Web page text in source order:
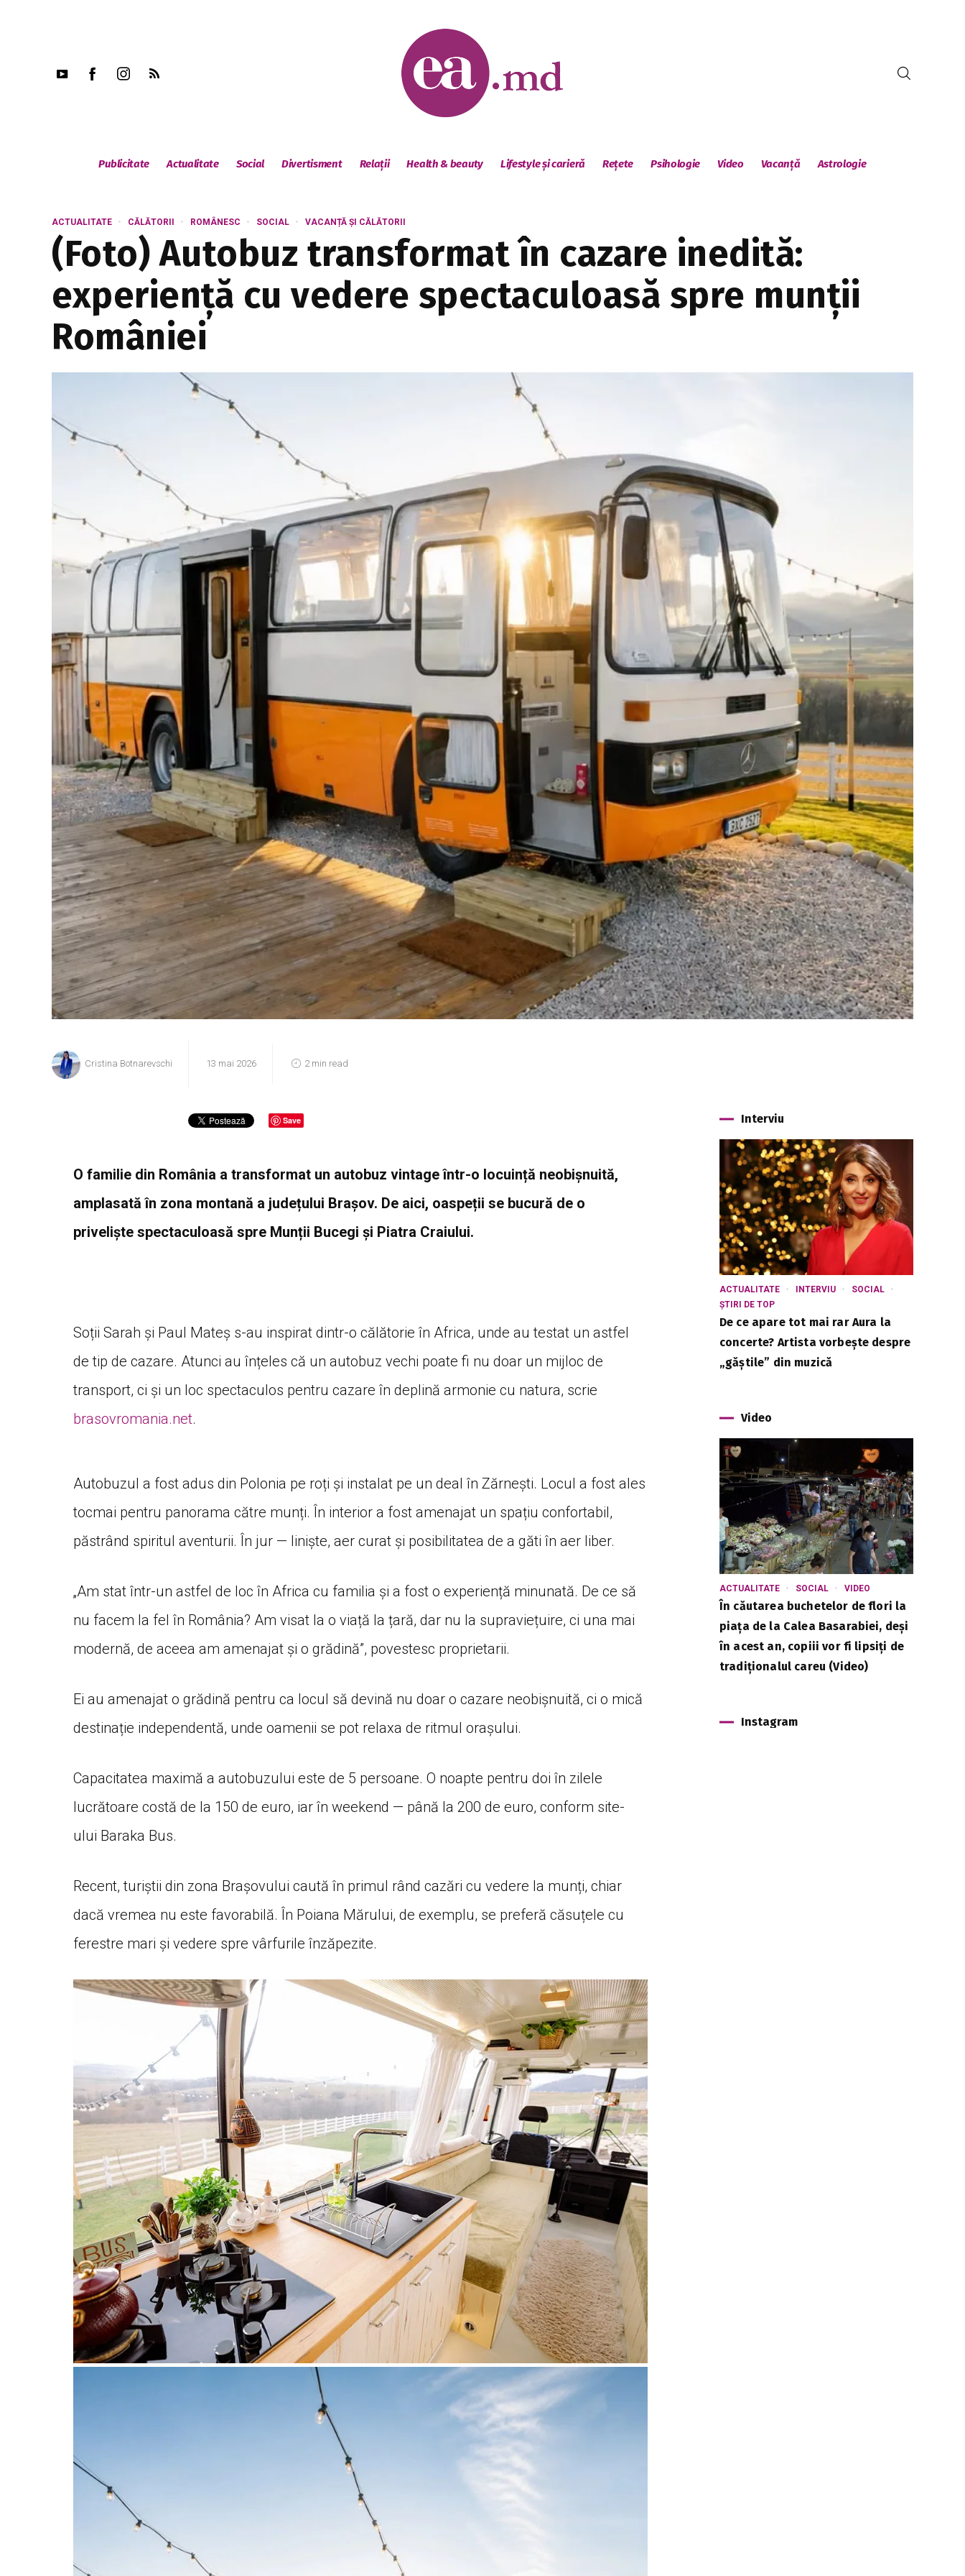
Publicitate Actualitate Social Divertisment Relații Health & beauty Lifestyle și carieră Rețete Psihologie Video Vacanță Astrologie
ACTUALITATE CĂLĂTORII ROMÂNESC SOCIAL VACANȚĂ ȘI CĂLĂTORII
(Foto) Autobuz transformat în cazare inedită:
experiență cu vedere spectaculoasă spre munții
României
Cristina Botnarevschi 13 mai 2026 2 min read
Save
O familie din România a transformat un autobuz vintage într-o locuință neobișnuită,
amplasată în zona montană a județului Brașov. De aici, oaspeții se bucură de o
priveliște spectaculoasă spre Munții Bucegi și Piatra Craiului.
Soții Sarah și Paul Mateș s-au inspirat dintr-o călătorie în Africa, unde au testat un astfel
de tip de cazare. Atunci au înțeles că un autobuz vechi poate fi nu doar un mijloc de
transport, ci și un loc spectaculos pentru cazare în deplină armonie cu natura, scrie
brasovromania.net.
Autobuzul a fost adus din Polonia pe roți și instalat pe un deal în Zărnești. Locul a fost ales
tocmai pentru panorama către munți. În interior a fost amenajat un spațiu confortabil,
păstrând spiritul aventurii. În jur — liniște, aer curat și posibilitatea de a găti în aer liber.
„Am stat într-un astfel de loc în Africa cu familia și a fost o experiență minunată. De ce să
nu facem la fel în România? Am visat la o viață la țară, dar nu la supraviețuire, ci una mai
modernă, de aceea am amenajat și o grădină”, povestesc proprietarii.
Ei au amenajat o grădină pentru ca locul să devină nu doar o cazare neobișnuită, ci o mică
destinație independentă, unde oamenii se pot relaxa de ritmul orașului.
Capacitatea maximă a autobuzului este de 5 persoane. O noapte pentru doi în zilele
lucrătoare costă de la 150 de euro, iar în weekend — până la 200 de euro, conform site-
ului Baraka Bus.
Recent, turiștii din zona Brașovului caută în primul rând cazări cu vedere la munți, chiar
dacă vremea nu este favorabilă. În Poiana Mărului, de exemplu, se preferă căsuțele cu
ferestre mari și vedere spre vârfurile înzăpezite.
Interviu
ACTUALITATE INTERVIU
SOCIAL
ȘTIRI DE TOP
De ce apare tot mai rar Aura la
concerte? Artista vorbește despre
„găștile” din muzică
Video
ACTUALITATE SOCIAL VIDEO
În căutarea buchetelor de flori la
piața de la Calea Basarabiei, deși
în acest an, copiii vor fi lipsiți de
tradiționalul careu (Video)
Instagram